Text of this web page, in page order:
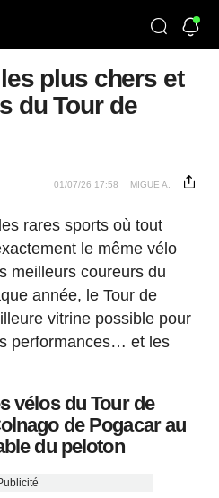
plus chers et
du Tour de
01/07/26 17:58 MIGUE A.
rares sports où tout
le même vélo
meilleurs coureurs du
année, le Tour de
vitrine possible pour
performances… et les
vélos du Tour de
de Pogacar au
du peloton